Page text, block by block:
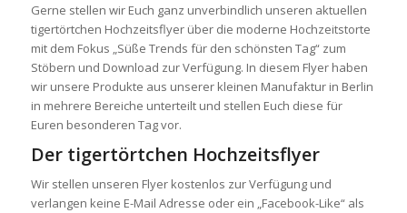
Gerne stellen wir Euch ganz unverbindlich unseren aktuellen
tigertörtchen Hochzeitsflyer über die moderne Hochzeitstorte
mit dem Fokus „Süße Trends für den schönsten Tag“ zum
Stöbern und Download zur Verfügung. In diesem Flyer haben
wir unsere Produkte aus unserer kleinen Manufaktur in Berlin
in mehrere Bereiche unterteilt und stellen Euch diese für
Euren besonderen Tag vor.
Der tigertörtchen Hochzeitsflyer
Wir stellen unseren Flyer kostenlos zur Verfügung und
verlangen keine E-Mail Adresse oder ein „Facebook-Like“ als